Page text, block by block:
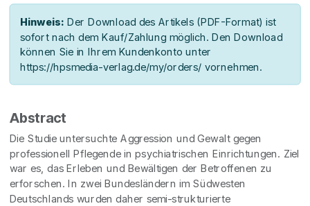
Hinweis: Der Download des Artikels (PDF-Format) ist
sofort nach dem Kauf/Zahlung möglich. Den Download
können Sie in Ihrem Kundenkonto unter
https://hpsmedia-verlag.de/my/orders/ vornehmen.
Abstract
Die Studie untersuchte Aggression und Gewalt gegen
professionell Pflegende in psychiatrischen Einrichtungen. Ziel
war es, das Erleben und Bewältigen der Betroffenen zu
erforschen. In zwei Bundesländern im Südwesten
Deutschlands wurden daher semi-strukturierte